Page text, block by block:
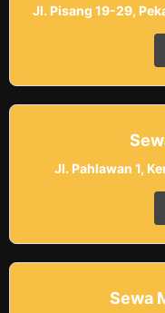
Jl. Pisang 19-29,
Jl. Pahlawan 1,
Sewa